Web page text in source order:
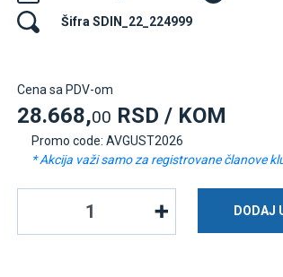
Šifra SDIN_22_224999
Cena sa PDV-om
28.668,00 RSD / KOM
Promo code: AVGUST2026
* Akcija važi samo za registrovane članove
DODAJ